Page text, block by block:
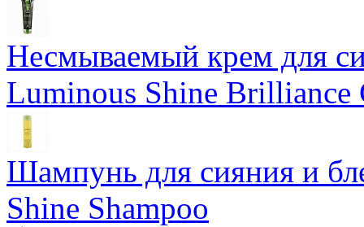
Несмываемый крем для
Luminous Shine Brilliance
Шампунь для сияния и
Shine Shampoo